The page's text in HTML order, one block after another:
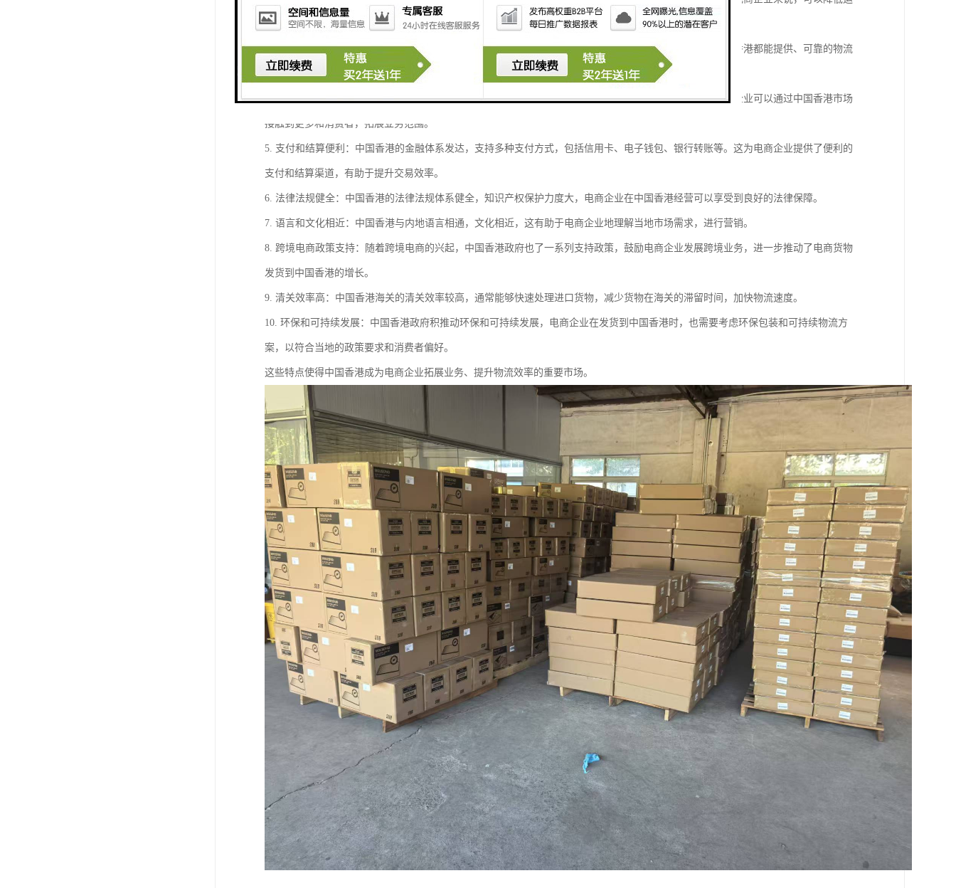
营成本，提升竞争力。
3. 物流基础设施完善：中国香港拥有的港口和机场，物流基础设施完善。无论是海运、空运还是陆运，中国香港都能提供、可靠的物流
服务。
4. 国际化和多元化市场：中国香港是一个国际化程度的城市，消费者对来自世界各地的商品接受度高。电商企业可以通过中国香港市场
接触到更多和消费者，拓展业务范围。
5. 支付和结算便利：中国香港的金融体系发达，支持多种支付方式，包括信用卡、电子钱包、银行转账等。这为电商企业提供了便利的
支付和结算渠道，有助于提升交易效率。
6. 法律法规健全：中国香港的法律法规体系健全，知识产权保护力度大，电商企业在中国香港经营可以享受到良好的法律保障。
7. 语言和文化相近：中国香港与内地语言相通，文化相近，这有助于电商企业地理解当地市场需求，进行营销。
8. 跨境电商政策支持：随着跨境电商的兴起，中国香港政府也了一系列支持政策，鼓励电商企业发展跨境业务，进一步推动了电商货物
发货到中国香港的增长。
9. 清关效率高：中国香港海关的清关效率较高，通常能够快速处理进口货物，减少货物在海关的滞留时间，加快物流速度。
10. 环保和可持续发展：中国香港政府积推动环保和可持续发展，电商企业在发货到中国香港时，也需要考虑环保包装和可持续物流方
案，以符合当地的政策要求和消费者偏好。
这些特点使得中国香港成为电商企业拓展业务、提升物流效率的重要市场。